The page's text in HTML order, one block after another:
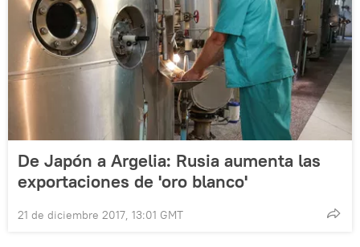
De Japón a Argelia: Rusia aumenta las
exportaciones de 'oro blanco'
21 de diciembre 2017, 13:01 GMT